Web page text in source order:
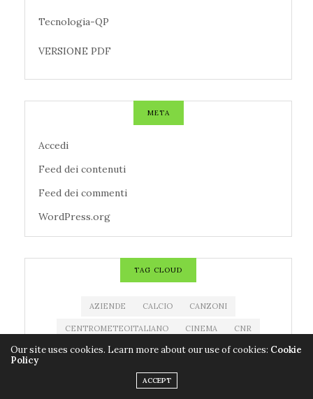
Tecnologia-QP
VERSIONE PDF
META
Accedi
Feed dei contenuti
Feed dei commenti
WordPress.org
TAG CLOUD
AZIENDE CALCIO CANZONI
CENTROMETEOITALIANO CINEMA CNR
CODACONS COLDIRETTI CORONAVIRUS
EDITORIA ESTRAZIONE MILLIONDAY
Our site uses cookies. Learn more about our use of cookies: Cookie
Policy
ACCEPT